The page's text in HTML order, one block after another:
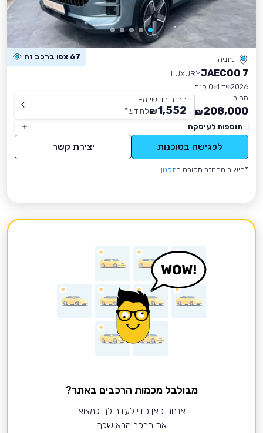
נתניה 67 צפו ברכב זה
JAECOO 7
LUXURY
2026 יד 1
0 ק״מ
מחיר
208,000
₪
החזר חודשי מ-
1,552
₪לחודש*
תוספות לעיסקה
לפגישה בסוכנות יצירת קשר
*חישוב ההחזר מפורט בתקנון
מבולבל מכמות הרכבים באתר?
אנחנו כאן כדי לעזור לך למצוא
את הרכב הבא שלך